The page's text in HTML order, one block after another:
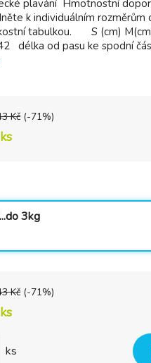
plavání Hmotnostní
k individuálním
tabulkou. S (cm)
délka od pasu ke spodní
Kč (-71%)
3kg
Kč (-71%)
ks